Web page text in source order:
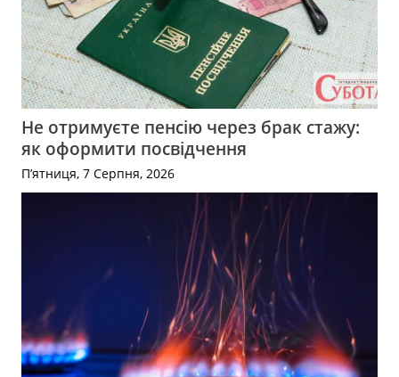
Не отримуєте пенсію через брак стажу:
як оформити посвідчення
П’ятниця, 7 Серпня, 2026